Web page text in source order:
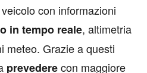
con informazioni
in tempo reale, altimetria
meteo. Grazie a questi
prevederecon maggiore